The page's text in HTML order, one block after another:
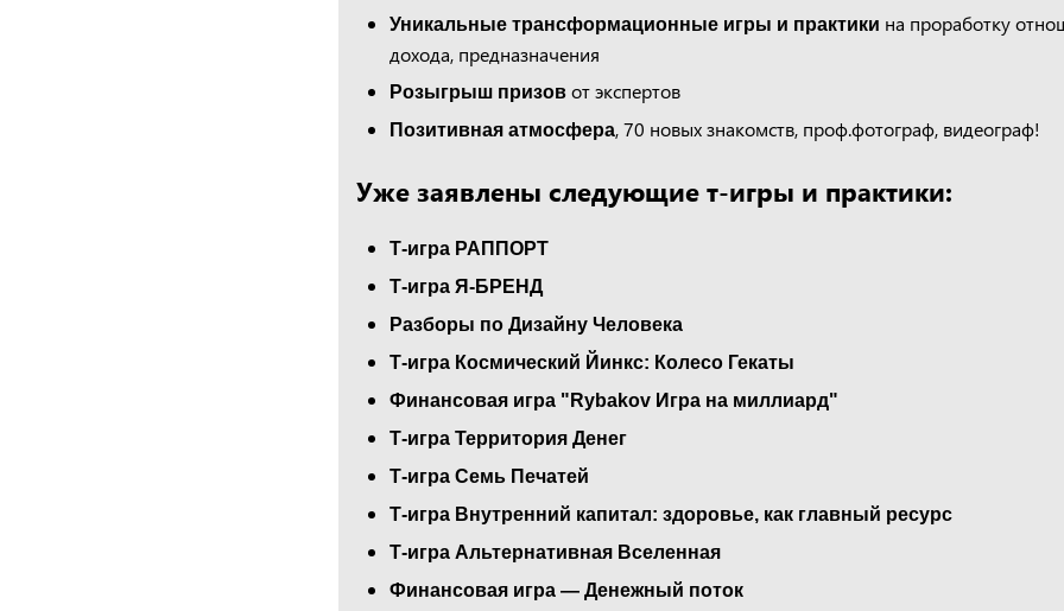
Уникальные трансформационные игры и практики на проработку
дохода, предназначения
Розыгрыш призовот экспертов
Позитивная атмосфера, 70 новых знакомств, проф.фотограф, видеограф!
Уже заявлены следующие т-игры и практики:
Т-игра РАППОРТ
Т-игра Я-БРЕНД
Разборы по Дизайну Человека
Т-игра Космический Йинкс: Колесо Гекаты
Финансовая игра "Rybakov Игра на миллиард"
Т-игра Территория Денег
Т-игра Семь Печатей
Т-игра Внутренний капитал: здоровье, как главный ресурс
Т-игра Альтернативная Вселенная
Финансовая игра — Денежный поток